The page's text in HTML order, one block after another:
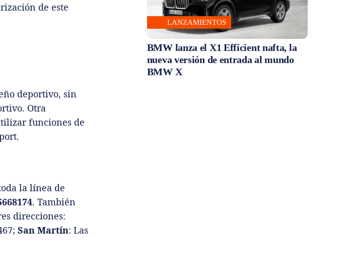
de este
deportivo, sin
Otra
funciones de
la línea de
. También
direcciones:
San Martín: Las
LANZAMIENTOS
BMW lanza el X1 Efficient nafta, la
nueva versión de entrada al mundo
BMW X